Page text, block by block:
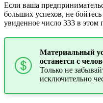
Если ваша
больших успехов, не
увиденное число 333 в этом
Материальный
останется с
Только не
исключительно